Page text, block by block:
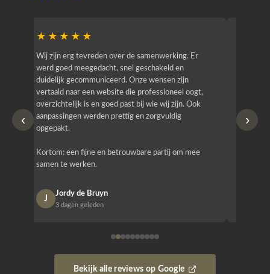
‹
★★★★★
Wij zijn erg tevreden over de samenwerking. Er
werd goed meegedacht, snel geschakeld en
duidelijk gecommuniceerd. Onze wensen zijn
vertaald naar een website die professioneel oogt,
overzichtelijk is en goed past bij wie wij zijn. Ook
aanpassingen werden prettig en zorgvuldig
opgepakt.
Kortom: een fijne en betrouwbare partij om mee
samen te werken.
J
Jordy de Bruyn
3 dagen geleden
›
Bekijk alle reviews op Google